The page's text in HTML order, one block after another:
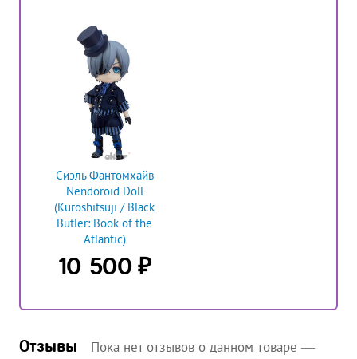
Сиэль Фантомхайв
Nendoroid Doll
(Kuroshitsuji / Black
Butler: Book of the
Atlantic)
10 500 ₽
Отзывы
Пока нет отзывов о данном товаре —